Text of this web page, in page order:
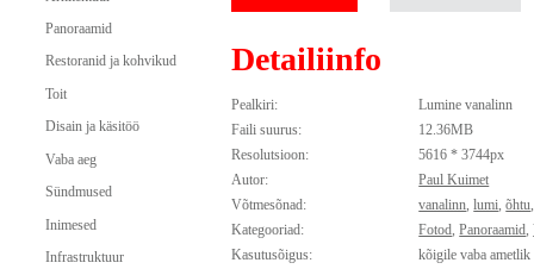
Panoraamid
Restoranid ja kohvikud
Toit
Disain ja käsitöö
Vaba aeg
Sündmused
Inimesed
Infrastruktuur
Detailiinfo
Pealkiri:
Lumine vanalinn
Faili suurus:
12.36MB
Resolutsioon:
5616 * 3744px
Autor:
Paul Kuimet
Võtmesõnad:
vanalinn,lumi,õhtu
Kategooriad:
Fotod,Panoraamid,
Kasutusõigus:
kõigile vaba